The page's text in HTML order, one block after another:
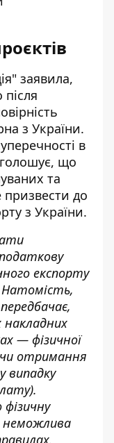
заявила,
після
з України.
в
що
та
до
з України.
експорту
Натомість,
— фізичної
отримання
випадку
неможлива